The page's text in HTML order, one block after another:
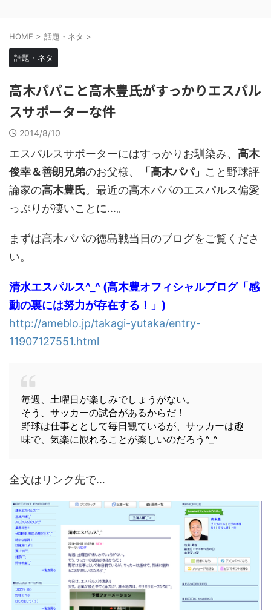
HOME > 話題・ネタ >
話題・ネタ
高木パパこと高木豊氏がすっかりエスパル
スサポーターな件
2014/8/10
エスパルスサポーターにはすっかりお馴染み、 高木
俊幸＆善朗兄弟のお父様、 「高木パパ」 こと野球評
論家の高木豊氏。最近の高木パパのエスパルス偏愛
っぷりが凄いことに...。
まずは高木パパの徳島戦当日のブログをご覧くださ
い。
清水エスパルス^_^ (高木豊オフィシャルブログ「感
動の裏には努力が存在する！」)
http://ameblo.jp/takagi-yutaka/entry-
11907127551.html
毎週、土曜日が楽しみでしょうがない。
そう、サッカーの試合があるからだ！
野球は仕事ととして毎日観ているが、サッカーは趣
味で、気楽に観れることが楽しいのだろう^_^
全文はリンク先で…